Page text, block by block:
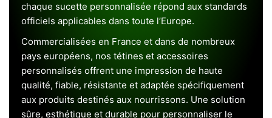
chaque sucette personnalisée répond aux standards
officiels applicables dans toute l’Europe.
Commercialisées en France et dans de nombreux
pays européens, nos tétines et accessoires
personnalisés offrent une impression de haute
qualité, fiable, résistante et adaptée spécifiquement
aux produits destinés aux nourrissons. Une solution
sûre, esthétique et durable pour personnaliser le